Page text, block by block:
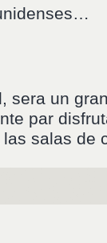
sera un
par
las salas de